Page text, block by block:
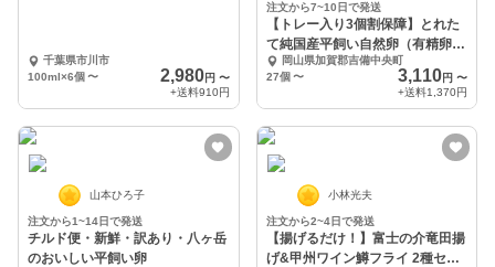
千葉県市川市
100ml×6個 〜 2,980円 〜
+送料910円
注文から7~10日で発送
【トレー入り3個割保障】とれた
て純国産平飼い自然卵（有精卵）
添加物／保存料不使用
岡山県加賀郡吉備中央町
27個 〜 3,110円 〜
+送料1,370円
山本ひろ子
注文から1~14日で発送
チルド便・新鮮・訳あり・八ヶ岳
のおいしい平飼い卵
小林光夫
注文から2~4日で発送
【揚げるだけ！】富士の介竜田揚
げ&甲州ワイン鱒フライ 2種セッ